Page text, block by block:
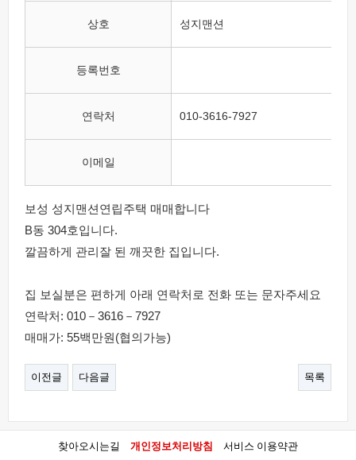
상호 성지맨션
등록번호
연락처 010-3616-7927
이메일
보성 성지맨션연립주택 매매합니다
B동 304호입니다.
깔끔하게 관리잘 된 깨끗한 집입니다.
집 보실분은 편하게 아래 연락처로 전화 또는 문자주세요
연락처: 010－3616－7927
매매가: 55백만원(협의가능)
이전글 다음글 목록
찾아오시는길 개인정보처리방침 서비스 이용약관